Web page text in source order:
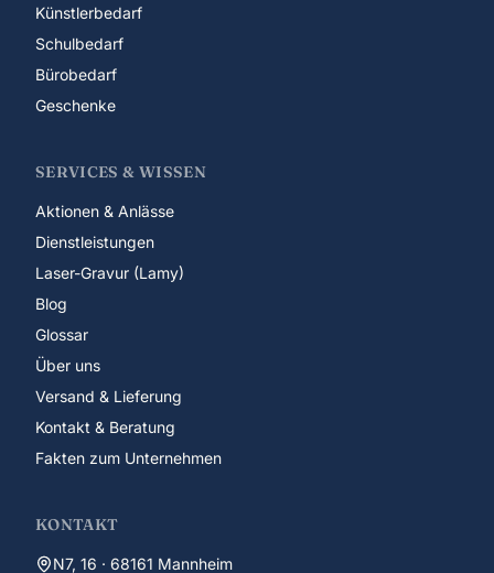
Künstlerbedarf
Schulbedarf
Bürobedarf
Geschenke
SERVICES & WISSEN
Aktionen & Anlässe
Dienstleistungen
Laser-Gravur (Lamy)
Blog
Glossar
Über uns
Versand & Lieferung
Kontakt & Beratung
Fakten zum Unternehmen
KONTAKT
N7, 16 · 68161 Mannheim